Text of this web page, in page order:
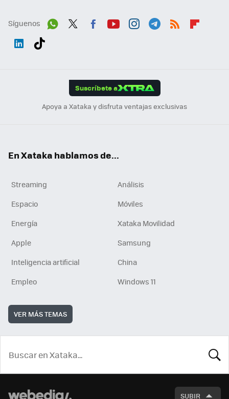
Síguenos
Suscríbete a
Apoya a Xataka y disfruta ventajas exclusivas
En Xataka hablamos de...
Streaming
Análisis
Espacio
Móviles
Energía
Xataka Movilidad
Apple
Samsung
Inteligencia artificial
China
Empleo
Windows 11
VER MÁS TEMAS
SUBIR